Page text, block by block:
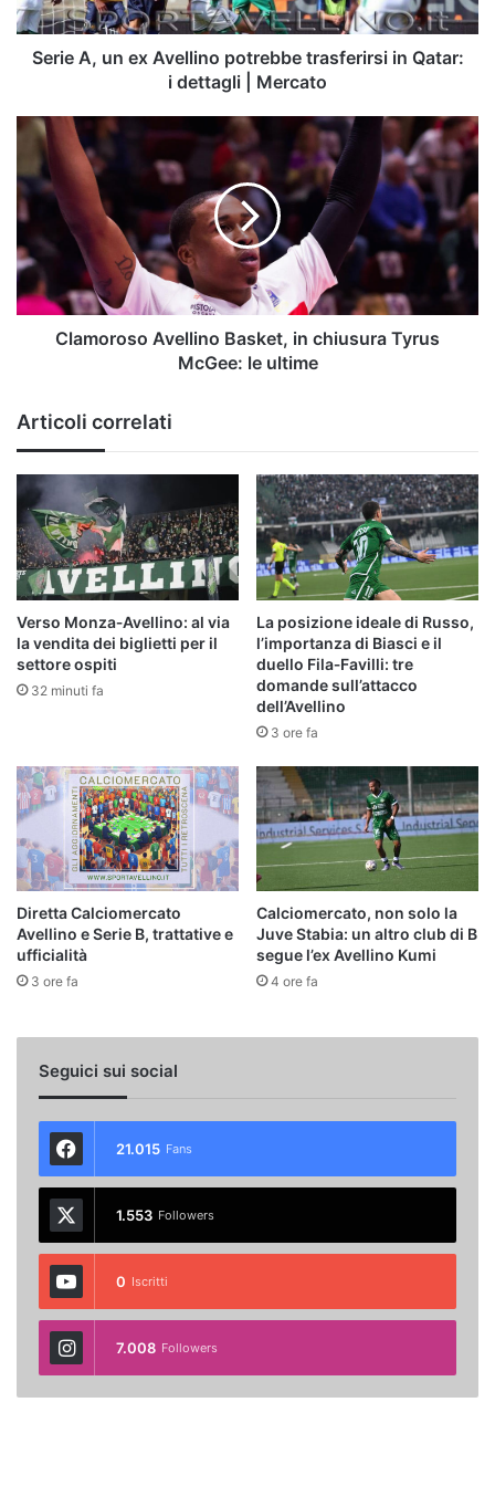
in
Qatar:
Mercato
Serie A, un ex Avellino potrebbe trasferirsi in Qatar:
i dettagli | Mercato
Clamoroso
Avellino
Basket,
in
chiusura
Tyrus
McGee:
ultime
Clamoroso Avellino Basket, in chiusura Tyrus
McGee: le ultime
Articoli correlati
Verso Monza‑Avellino: al via
la vendita dei biglietti per il
settore ospiti
32 minuti fa
La posizione ideale di Russo,
l’importanza di Biasci e il
duello Fila‑Favilli: tre
domande sull’attacco
dell’Avellino
3 ore fa
Diretta Calciomercato
Avellino e Serie B, trattative e
ufficialità
3 ore fa
Calciomercato, non solo la
Juve Stabia: un altro club di B
segue l’ex Avellino Kumi
4 ore fa
Seguici sui social
21.015 Fans
1.553 Followers
0 Iscritti
7.008 Followers